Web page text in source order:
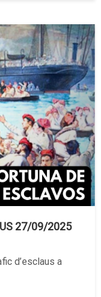
27/09/2025
d’esclaus a